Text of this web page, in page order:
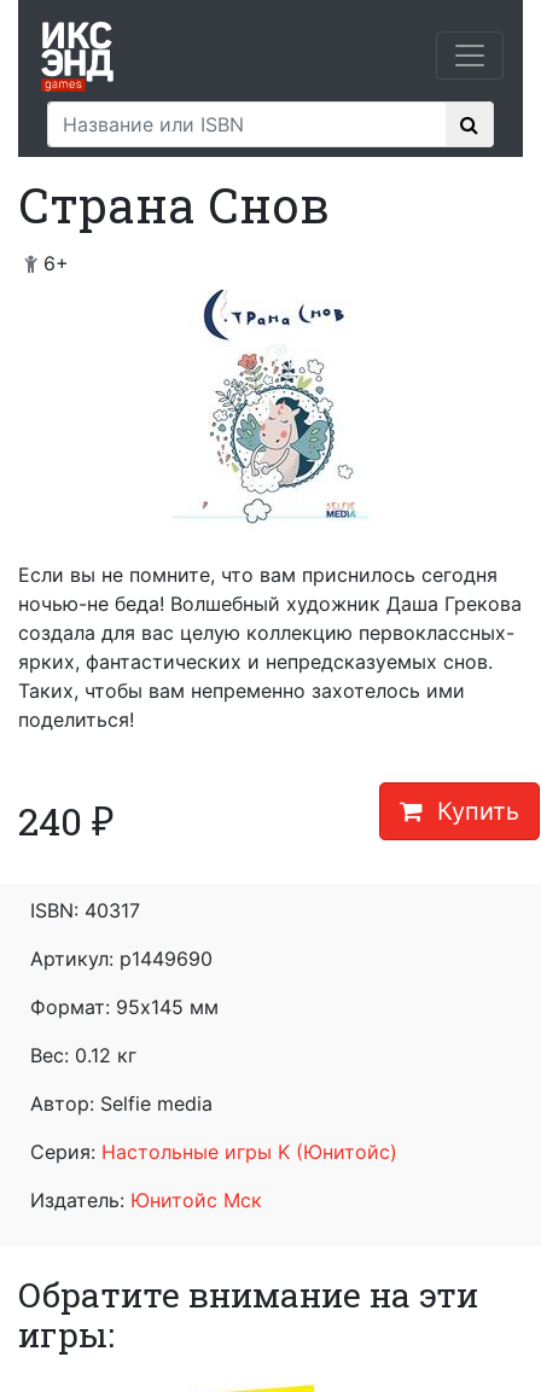
Страна Снов
6+
Если вы не помните, что вам приснилось сегодня
ночью-не беда! Волшебный художник Даша Грекова
создала для вас целую коллекцию первоклассных-
ярких, фантастических и непредсказуемых снов.
Таких, чтобы вам непременно захотелось ими
поделиться!
240 ₽ Купить
ISBN: 40317
Артикул: p1449690
Формат: 95x145 мм
Вес: 0.12 кг
Автор: Selfie media
Серия: Настольные игры K (Юнитойс)
Издатель: Юнитойс Мск
Обратите внимание на эти
игры: